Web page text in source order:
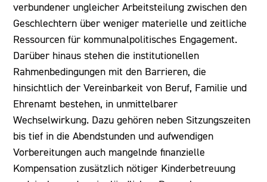
verbundener ungleicher Arbeitsteilung zwischen den
Geschlechtern über weniger materielle und zeitliche
Ressourcen für kommunalpolitisches Engagement.
Darüber hinaus stehen die institutionellen
Rahmenbedingungen mit den Barrieren, die
hinsichtlich der Vereinbarkeit von Beruf, Familie und
Ehrenamt bestehen, in unmittelbarer
Wechselwirkung. Dazu gehören neben Sitzungszeiten
bis tief in die Abendstunden und aufwendigen
Vorbereitungen auch mangelnde finanzielle
Kompensation zusätzlich nötiger Kinderbetreuung